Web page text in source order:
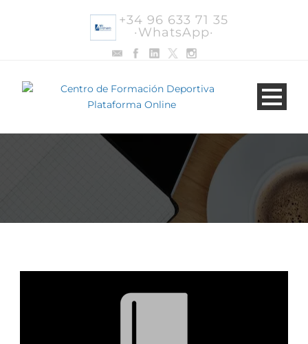
+34 96 633 71 35
·WhatsApp·